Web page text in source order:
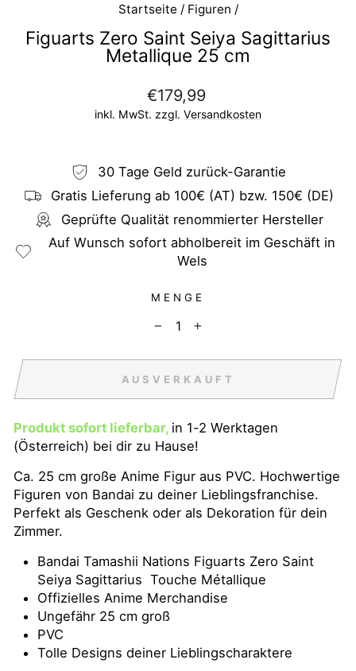
Startseite / Figuren /
Figuarts Zero Saint Seiya Sagittarius
Metallique 25 cm
Normaler
Preis
€179,99
inkl. MwSt. zzgl. Versandkosten
30 Tage Geld zurück-Garantie
Gratis Lieferung ab 100€ (AT) bzw. 150€ (DE)
Geprüfte Qualität renommierter Hersteller
Auf Wunsch sofort abholbereit im Geschäft in
Wels
MENGE
+
AUSVERKAUFT
Produkt sofort lieferbar, in 1-2 Werktagen
(Österreich) bei dir zu Hause!
Ca. 25 cm große Anime Figur aus PVC. Hochwertige
Figuren von Bandai zu deiner Lieblingsfranchise.
Perfekt als Geschenk oder als Dekoration für dein
Zimmer.
Bandai Tamashii Nations Figuarts Zero Saint
Seiya Sagittarius Touche Métallique
Offizielles Anime Merchandise
Ungefähr 25 cm groß
PVC
Tolle Designs deiner Lieblingscharaktere